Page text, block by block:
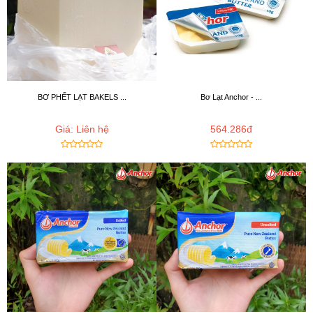
BƠ PHẾT LẠT BAKELS ...
Giá: Liên hệ
Bơ Lạt Anchor - ...
564.286đ